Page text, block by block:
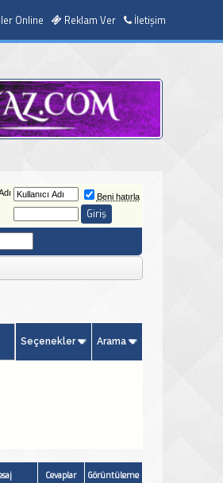
Online Reklam Ver İletişim
Beni hatırla
Seçenekler Arama
Cevaplar Görüntüleme